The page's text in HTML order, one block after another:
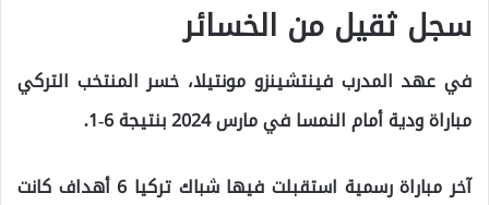
سجل ثقيل من الخسائر
في عهد المدرب فينتشينزو مونتيلا، خسر المنتخب التركي
مباراة ودية أمام النمسا في مارس 2024 بنتيجة 6-1.
آخر مباراة رسمية استقبلت فيها شباك تركيا 6 أهداف كانت